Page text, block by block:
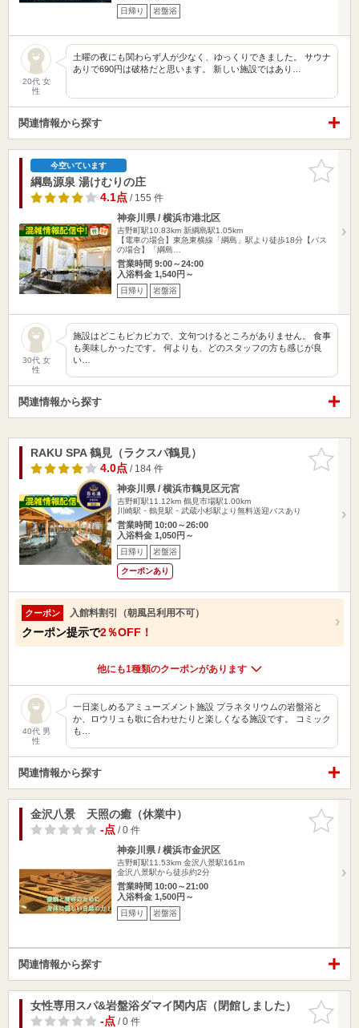
日帰り 岩盤浴
20代 女
性
土曜の夜にも関わらず人が少なく、ゆっくりできました。 サウナ
ありで690円は破格だと思います。 新しい施設ではあり…
関連情報から探す
お気に入
りに追加
今空いています
綱島源泉 湯けむりの庄
4.1点/ 155 件
神奈川県 / 横浜市港北区
吉野町駅10.83km 新綱島駅1.05km
【電車の場合】東急東横線「綱島」駅より徒歩18分【バス
の場合】「綱島…
営業時間 9:00～24:00
入浴料金 1,540円～
日帰り 岩盤浴
30代 女
性
施設はどこもピカピカで、文句つけるところがありません。 食事
も美味しかったです。 何よりも、どのスタッフの方も感じが良
い…
関連情報から探す
お気に入
りに追加
RAKU SPA 鶴見（ラクスパ鶴見）
4.0点/ 184 件
神奈川県 / 横浜市鶴見区元宮
吉野町駅11.12km 鶴見市場駅1.00km
川崎駅・鶴見駅・武蔵小杉駅より無料送迎バスあり
営業時間 10:00～26:00
入浴料金 1,050円～
日帰り 岩盤浴
クーポンあり
クーポン 入館料割引（朝風呂利用不可）
クーポン提示で2％OFF！
他にも1種類のクーポンがあります
40代 男
性
一日楽しめるアミューズメント施設 プラネタリウムの岩盤浴と
か、ロウリュも歌に合わせたりと楽しくなる施設です。 コミック
も…
関連情報から探す
お気に入
りに追加
金沢八景 天照の癒（休業中）
-点/ 0 件
神奈川県 / 横浜市金沢区
吉野町駅11.53km 金沢八景駅161m
金沢八景駅から徒歩約2分
営業時間 10:00～21:00
入浴料金 1,500円～
日帰り 岩盤浴
関連情報から探す
お気に入
りに追加
女性専用スパ&岩盤浴ダマイ関内店（閉館しました）
-点/ 0 件